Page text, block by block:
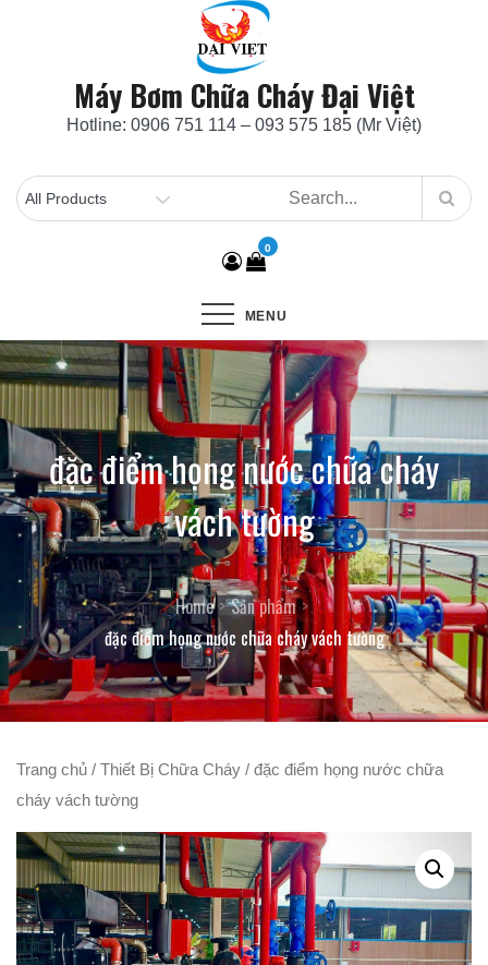
Máy Bơm Chữa Cháy Đại Việt
Hotline: 0906 751 114 – 093 575 185 (Mr Việt)
0
MENU
đặc điểm họng nước chữa cháy
vách tường
Home
Sản phẩm
đặc điểm họng nước chữa cháy vách tường
Trang chủ / Thiết Bị Chữa Cháy / đặc điểm họng nước chữa
cháy vách tường